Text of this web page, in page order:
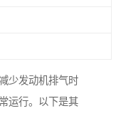
少发动机排气时
运行。以下是其